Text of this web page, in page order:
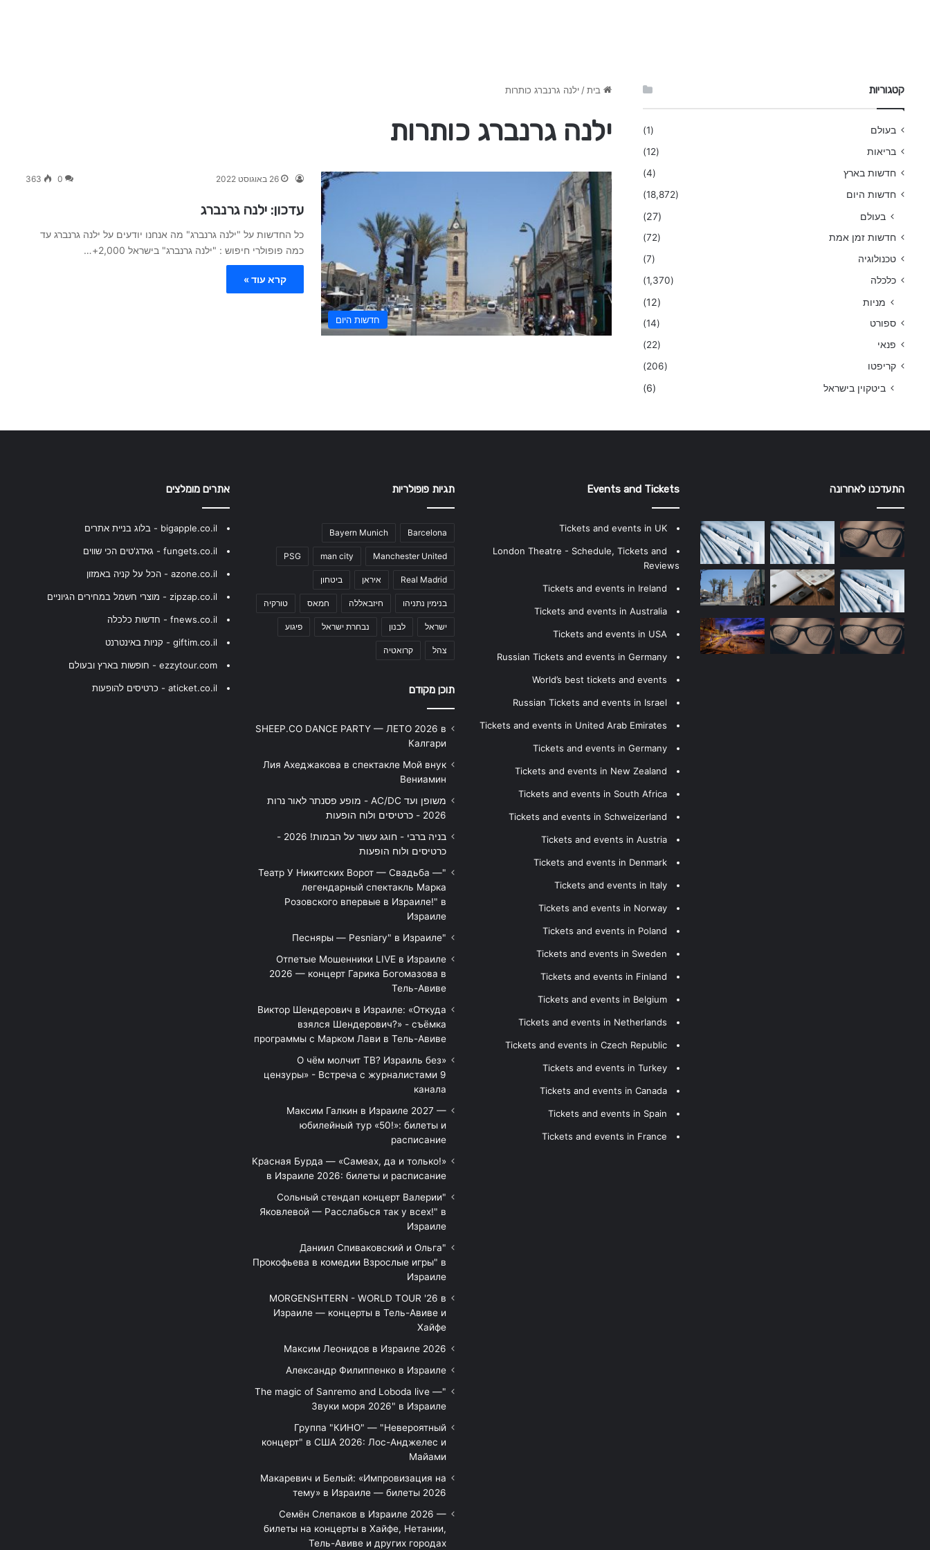
בית / ילנה גרנברג כותרות
ילנה גרנברג כותרות
חדשות היום
26 באוגוסט 2022 0
363
עדכון: ילנה גרנברג
כל החדשות על "ילנה גרנברג" מה אנחנו יודעים על ילנה גרנברג עד
כמה פופולרי חיפוש : "ילנה גרנברג" בישראל 2,000+…
קרא עוד »
קטגוריות
בעולם
(1)
בריאות
(12)
חדשות בארץ
(4)
חדשות היום
(18,872)
בעולם (27)
חדשות זמן אמת
(72)
טכנולוגיה
(7)
כלכלה
(1,370)
מניות (12)
ספורט
(14)
פנאי
(22)
קריפטו
(206)
ביטקוין בישראל (6)
התעדכנו לאחרונה Events and Tickets
Tickets and events in UK
London Theatre - Schedule, Tickets and
Reviews
Tickets and events in Ireland
Tickets and events in Australia
Tickets and events in USA
Russian Tickets and events in Germany
World’s best tickets and events
Russian Tickets and events in Israel
Tickets and events in United Arab Emirates
Tickets and events in Germany
Tickets and events in New Zealand
Tickets and events in South Africa
Tickets and events in Schweizerland
Tickets and events in Austria
Tickets and events in Denmark
Tickets and events in Italy
Tickets and events in Norway
Tickets and events in Poland
Tickets and events in Sweden
Tickets and events in Finland
Tickets and events in Belgium
Tickets and events in Netherlands
Tickets and events in Czech Republic
Tickets and events in Turkey
Tickets and events in Canada
Tickets and events in Spain
Tickets and events in France
תגיות פופולריות
Barcelona
Bayern Munich
Manchester United
man city
PSG
Real Madrid איראן ביטחון
בנימין נתניהו חיזבאללה חמאס טורקיה
ישראל לבנון נבחרת ישראל פיגוע
צהל קרואטיה
תוכן מקודם
SHEEP.CO DANCE PARTY — ЛЕТО 2026 в
Калгари
Лия Ахеджакова в спектакле Мой внук
Вениамин
משופן ועד AC/DC - מופע פסנתר לאור נרות
2026 - כרטיסים ולוח הופעות
בניה ברבי - חוגג עשור על הבמות! 2026 -
כרטיסים ולוח הופעות
"Театр У Никитских Ворот — Свадьба —
легендарный спектакль Марка
Розовского впервые в Израиле!" в
Израиле
"Песняры — Pesniary" в Израиле
Отпетые Мошенники LIVE в Израиле
2026 — концерт Гарика Богомазова в
Тель-Авиве
Виктор Шендерович в Израиле: «Откуда
взялся Шендерович?» - съёмка
программы с Марком Лави в Тель-Авиве
«О чём молчит ТВ? Израиль без
цензуры» - Встреча с журналистами 9
канала
Максим Галкин в Израиле 2027 —
юбилейный тур «50!»: билеты и
расписание
Красная Бурда — «Самеах, да и только!»
в Израиле 2026: билеты и расписание
"Сольный стендап концерт Валерии
Яковлевой — Расслабься так у всех!" в
Израиле
"Даниил Спиваковский и Ольга
Прокофьева в комедии Взрослые игры" в
Израиле
MORGENSHTERN - WORLD TOUR '26 в
Израиле — концерты в Тель-Авиве и
Хайфе
Максим Леонидов в Израиле 2026
Александр Филиппенко в Израиле
"The magic of Sanremo and Loboda live —
Звуки моря 2026" в Израиле
Группа "КИНО" — "Невероятный
концерт" в США 2026: Лос-Анджелес и
Майами
Макаревич и Белый: «Импровизация на
тему» в Израиле — билеты 2026
Семён Слепаков в Израиле 2026 —
билеты на концерты в Хайфе, Нетании,
Тель-Авиве и других городах
אתרים מומלצים
bigapple.co.il - בלוג בניית אתרים
fungets.co.il - גאדג'טים הכי שווים
azone.co.il - הכל על קניה באמזון
zipzap.co.il - מוצרי חשמל במחירים הגיוניים
fnews.co.il - חדשות כלכלה
giftim.co.il - קניות באינטרנט
ezzytour.com - חופשות בארץ ובעולם
aticket.co.il - כרטיסים להופעות